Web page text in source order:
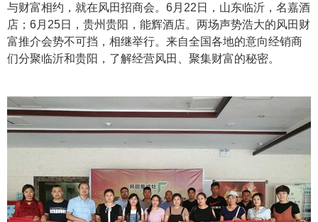
与财富相约，就在风田招商会。6月22日，山东临沂，名嘉酒
店；6月25日，贵州贵阳，能辉酒店。两场声势浩大的风田财
富推介会势不可挡，相继举行。来自全国各地的意向经销商
们分聚临沂和贵阳，了解经营风田、聚集财富的秘密。